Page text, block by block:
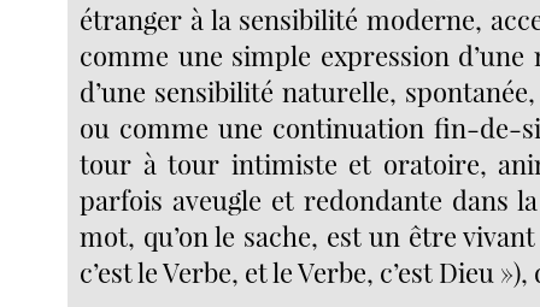
étranger à la sensibilité moderne,
comme une simple expression d’une
d’une sensibilité naturelle,
ou comme une continuation fin-de-
tour à tour intimiste et oratoire,
parfois aveugle et redondante dans
mot, qu’on le sache, est un être
c’est le Verbe, et le Verbe, c’est Dieu